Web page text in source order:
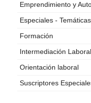
Emprendimiento y
Especiales - Temáticas
Formación
Intermediación Laboral
Orientación laboral
Suscriptores